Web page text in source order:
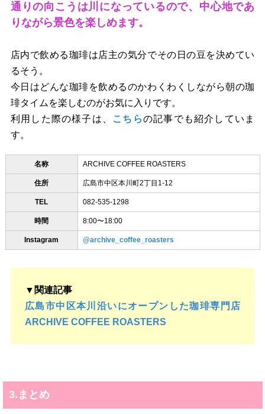
通りの向こうは川になっているので、中心地であ
りながら景色を楽しめます。
店内で飲める珈琲は店主の気分でその日の豆を決めてい
るそう。
今日はどんな珈琲を飲めるのかわくわくしながら朝の珈
琲タイムを楽しむのがお気に入りです。
利用した際の様子は、
こちらの記事でも紹介していま
す。
名称 ARCHIVE COFFEE ROASTERS
住所 広島市中区本川町2丁目1-12
TEL 082-535-1298
時間 8:00〜18:00
Instagram @archive_coffee_roasters
▼関連記事
広島市中区本川沿いにオープンした珈琲専門店
ARCHIVE COFFEE ROASTERS
3.まとめ